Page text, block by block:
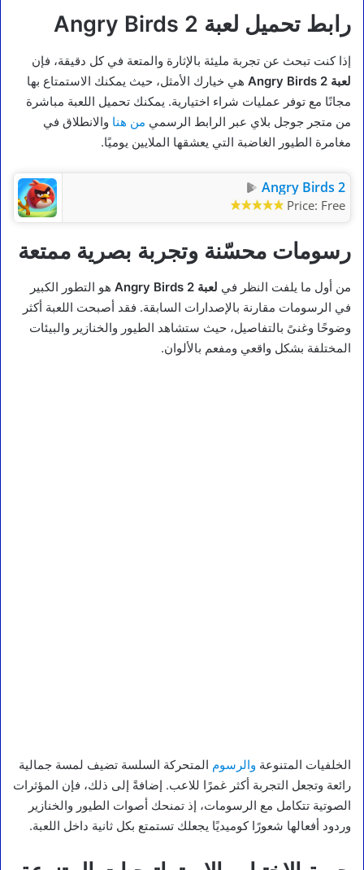
رابط تحميل لعبة Angry Birds 2
إذا كنت تبحث عن تجربة مليئة بالإثارة والمتعة في كل دقيقة، فإن
لعبة Angry Birds 2
هي خيارك الأمثل، حيث يمكنك الاستمتاع بها
مجانًا مع توفر عمليات شراء اختيارية. يمكنك تحميل اللعبة مباشرة
من متجر جوجل بلاي عبر الرابط الرسمي من هنا والانطلاق في
مغامرة الطيور الغاضبة التي يعشقها الملايين يوميًا.
Angry Birds 2
Price: Free
رسومات محسّنة وتجربة بصرية ممتعة
من أول ما يلفت النظر في لعبة Angry Birds 2
هو التطور الكبير
في الرسومات مقارنة بالإصدارات السابقة. فقد أصبحت اللعبة أكثر
وضوحًا وغنىً بالتفاصيل، حيث ستشاهد الطيور والخنازير والبيئات
المختلفة بشكل واقعي ومفعم بالألوان.
الخلفيات المتنوعة والرسوم المتحركة السلسة تضيف لمسة جمالية
رائعة وتجعل التجربة أكثر غمرًا للاعب. إضافةً إلى ذلك، فإن المؤثرات
الصوتية تتكامل مع الرسومات، إذ تمنحك أصوات الطيور والخنازير
وردود أفعالها شعورًا كوميديًا يجعلك تستمتع بكل ثانية داخل اللعبة.